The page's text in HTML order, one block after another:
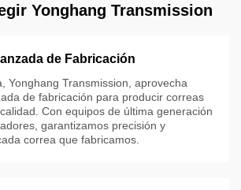
Yonghang Transmission
de Fabricación
Yonghang Transmission, aprovecha
de fabricación para producir correas
Con equipos de última generación
garantizamos precisión y
correa que fabricamos.